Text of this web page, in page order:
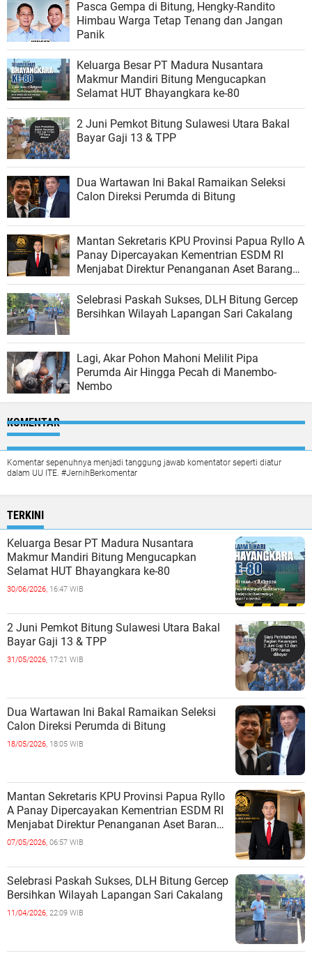
Pasca Gempa di Bitung, Hengky-Randito
Himbau Warga Tetap Tenang dan Jangan
Panik
Keluarga Besar PT Madura Nusantara
Makmur Mandiri Bitung Mengucapkan
Selamat HUT Bhayangkara ke-80
2 Juni Pemkot Bitung Sulawesi Utara Bakal
Bayar Gaji 13 & TPP
Dua Wartawan Ini Bakal Ramaikan Seleksi
Calon Direksi Perumda di Bitung
Mantan Sekretaris KPU Provinsi Papua Ryllo A
Panay Dipercayakan Kementrian ESDM RI
Menjabat Direktur Penanganan Aset Barang
Bukti
Selebrasi Paskah Sukses, DLH Bitung Gercep
Bersihkan Wilayah Lapangan Sari Cakalang
Lagi, Akar Pohon Mahoni Melilit Pipa
Perumda Air Hingga Pecah di Manembo-
Nembo
KOMENTAR
Komentar sepenuhnya menjadi tanggung jawab komentator seperti diatur
dalam UU ITE. #JernihBerkomentar
TERKINI
Keluarga Besar PT Madura Nusantara
Makmur Mandiri Bitung Mengucapkan
Selamat HUT Bhayangkara ke-80
30/06/2026, 16:47 WIB
2 Juni Pemkot Bitung Sulawesi Utara Bakal
Bayar Gaji 13 & TPP
31/05/2026, 17:21 WIB
Dua Wartawan Ini Bakal Ramaikan Seleksi
Calon Direksi Perumda di Bitung
18/05/2026, 18:05 WIB
Mantan Sekretaris KPU Provinsi Papua Ryllo
A Panay Dipercayakan Kementrian ESDM RI
Menjabat Direktur Penanganan Aset Barang
Bukti
07/05/2026, 06:57 WIB
Selebrasi Paskah Sukses, DLH Bitung Gercep
Bersihkan Wilayah Lapangan Sari Cakalang
11/04/2026, 22:09 WIB